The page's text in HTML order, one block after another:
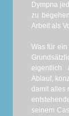
Dympna
zu
Arbeit als
Was für
eigentlich
Ablauf,
damit alles
seinem